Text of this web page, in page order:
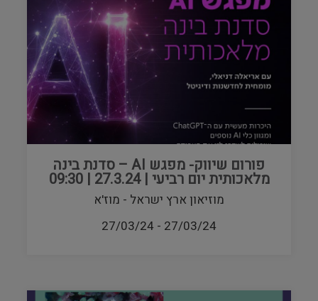
פורום שיווק- מפגש AI – סדנת בינה
מלאכותית יום רביעי | 27.3.24 | 09:30
מוזיאון ארץ ישראל - מוז'א
27/03/24
-
27/03/24